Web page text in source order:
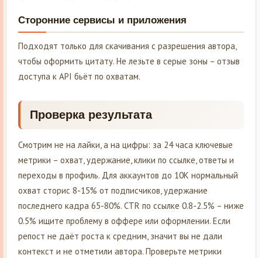
Сторонние сервисы и приложения
Подходят только для скачивания с разрешения автора,
чтобы оформить цитату. Не лезьте в серые зоны – отзыв
доступа к API бьёт по охватам.
Проверка результата
Смотрим не на лайки, а на цифры: за 24 часа ключевые
метрики – охват, удержание, клики по ссылке, ответы и
переходы в профиль. Для аккаунтов до 10K нормальный
охват сторис 8-15% от подписчиков, удержание
последнего кадра 65-80%. CTR по ссылке 0.8-2.5% – ниже
0.5% ищите проблему в оффере или оформлении. Если
репост не даёт роста к средним, значит вы не дали
контекст и не отметили автора. Проверьте метрики